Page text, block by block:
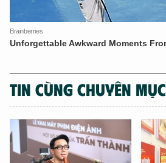
TIN CÙNG CHUYÊN MỤC